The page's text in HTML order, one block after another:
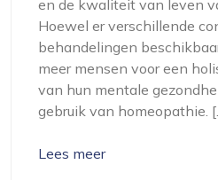
en de kwaliteit van leven
Hoewel er verschillende
behandelingen
meer mensen voor een
van hun mentale
gebruik van homeopathie.
Lees meer